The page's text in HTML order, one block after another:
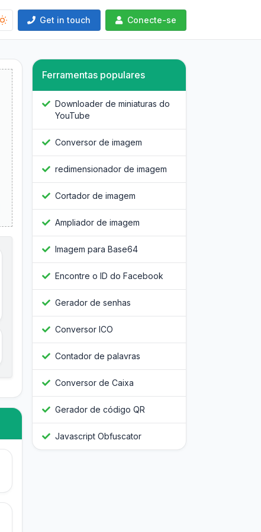
Get in touch Conecte-se
Ferramentas populares
Downloader de miniaturas do
YouTube
Conversor de imagem
redimensionador de imagem
Cortador de imagem
Ampliador de imagem
Imagem para Base64
Encontre o ID do Facebook
Gerador de senhas
Conversor ICO
Contador de palavras
Conversor de Caixa
Gerador de código QR
Javascript Obfuscator